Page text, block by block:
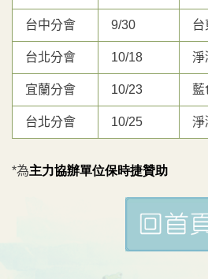
台中分會 9/30 台
台北分會 10/18 淨
宜蘭分會 10/23 藍
台北分會 10/25 淨
*為主力協辦單位保時捷贊助